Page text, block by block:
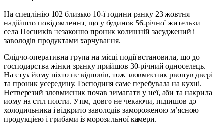
На спецлінію 102 близько 10-ї години ранку 23 жовтня
надійшло повідомлення, що у будинок 56-річної жительки
села Посників незаконно проник колишній засуджений і
заволодів продуктами харчування.
Слідчо-оперативна група на місці події встановила, що до
господарства жінки зранку прийшов 30-річний односелець.
На стук йому ніхто не відповів, тож зловмисник рвонув двері
та проник усередину. Господиня саме перебувала на кухні.
Нетверезий зловмисник почав вимагати у неї, аби та накрила
йому на стіл поїсти. Утім, довго не чекаючи, підійшов до
холодильника і відкрито заволодів замороженою м’ясною
продукцією і грибами із морозильної камери.